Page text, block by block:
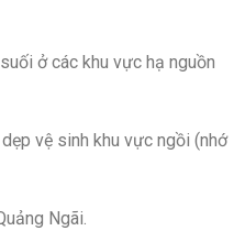
ở các khu vực hạ nguồn
vệ sinh khu vực ngồi (nhớ
Ngãi.